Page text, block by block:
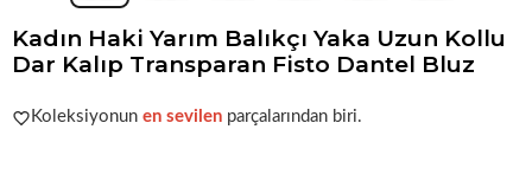
Kadın Haki Yarım Balıkçı Yaka Uzun Kollu
Dar Kalıp Transparan Fisto Dantel Bluz
Acele et! Stoklar hızla azalıyor!
Koleksiyonun en sevilen parçalarından biri.